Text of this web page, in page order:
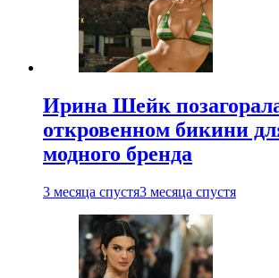
Ирина Шейк
откровенном бикини
модного бренда
3 месяца спустя3 месяца спустя